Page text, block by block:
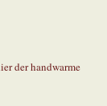
der handwarme